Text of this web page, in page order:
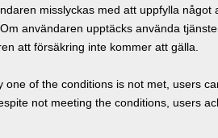
misslyckas med att uppfylla något
användaren upptäcks använda
att försäkring inte kommer att gälla.
of the conditions is not met, users
not meeting the conditions, users